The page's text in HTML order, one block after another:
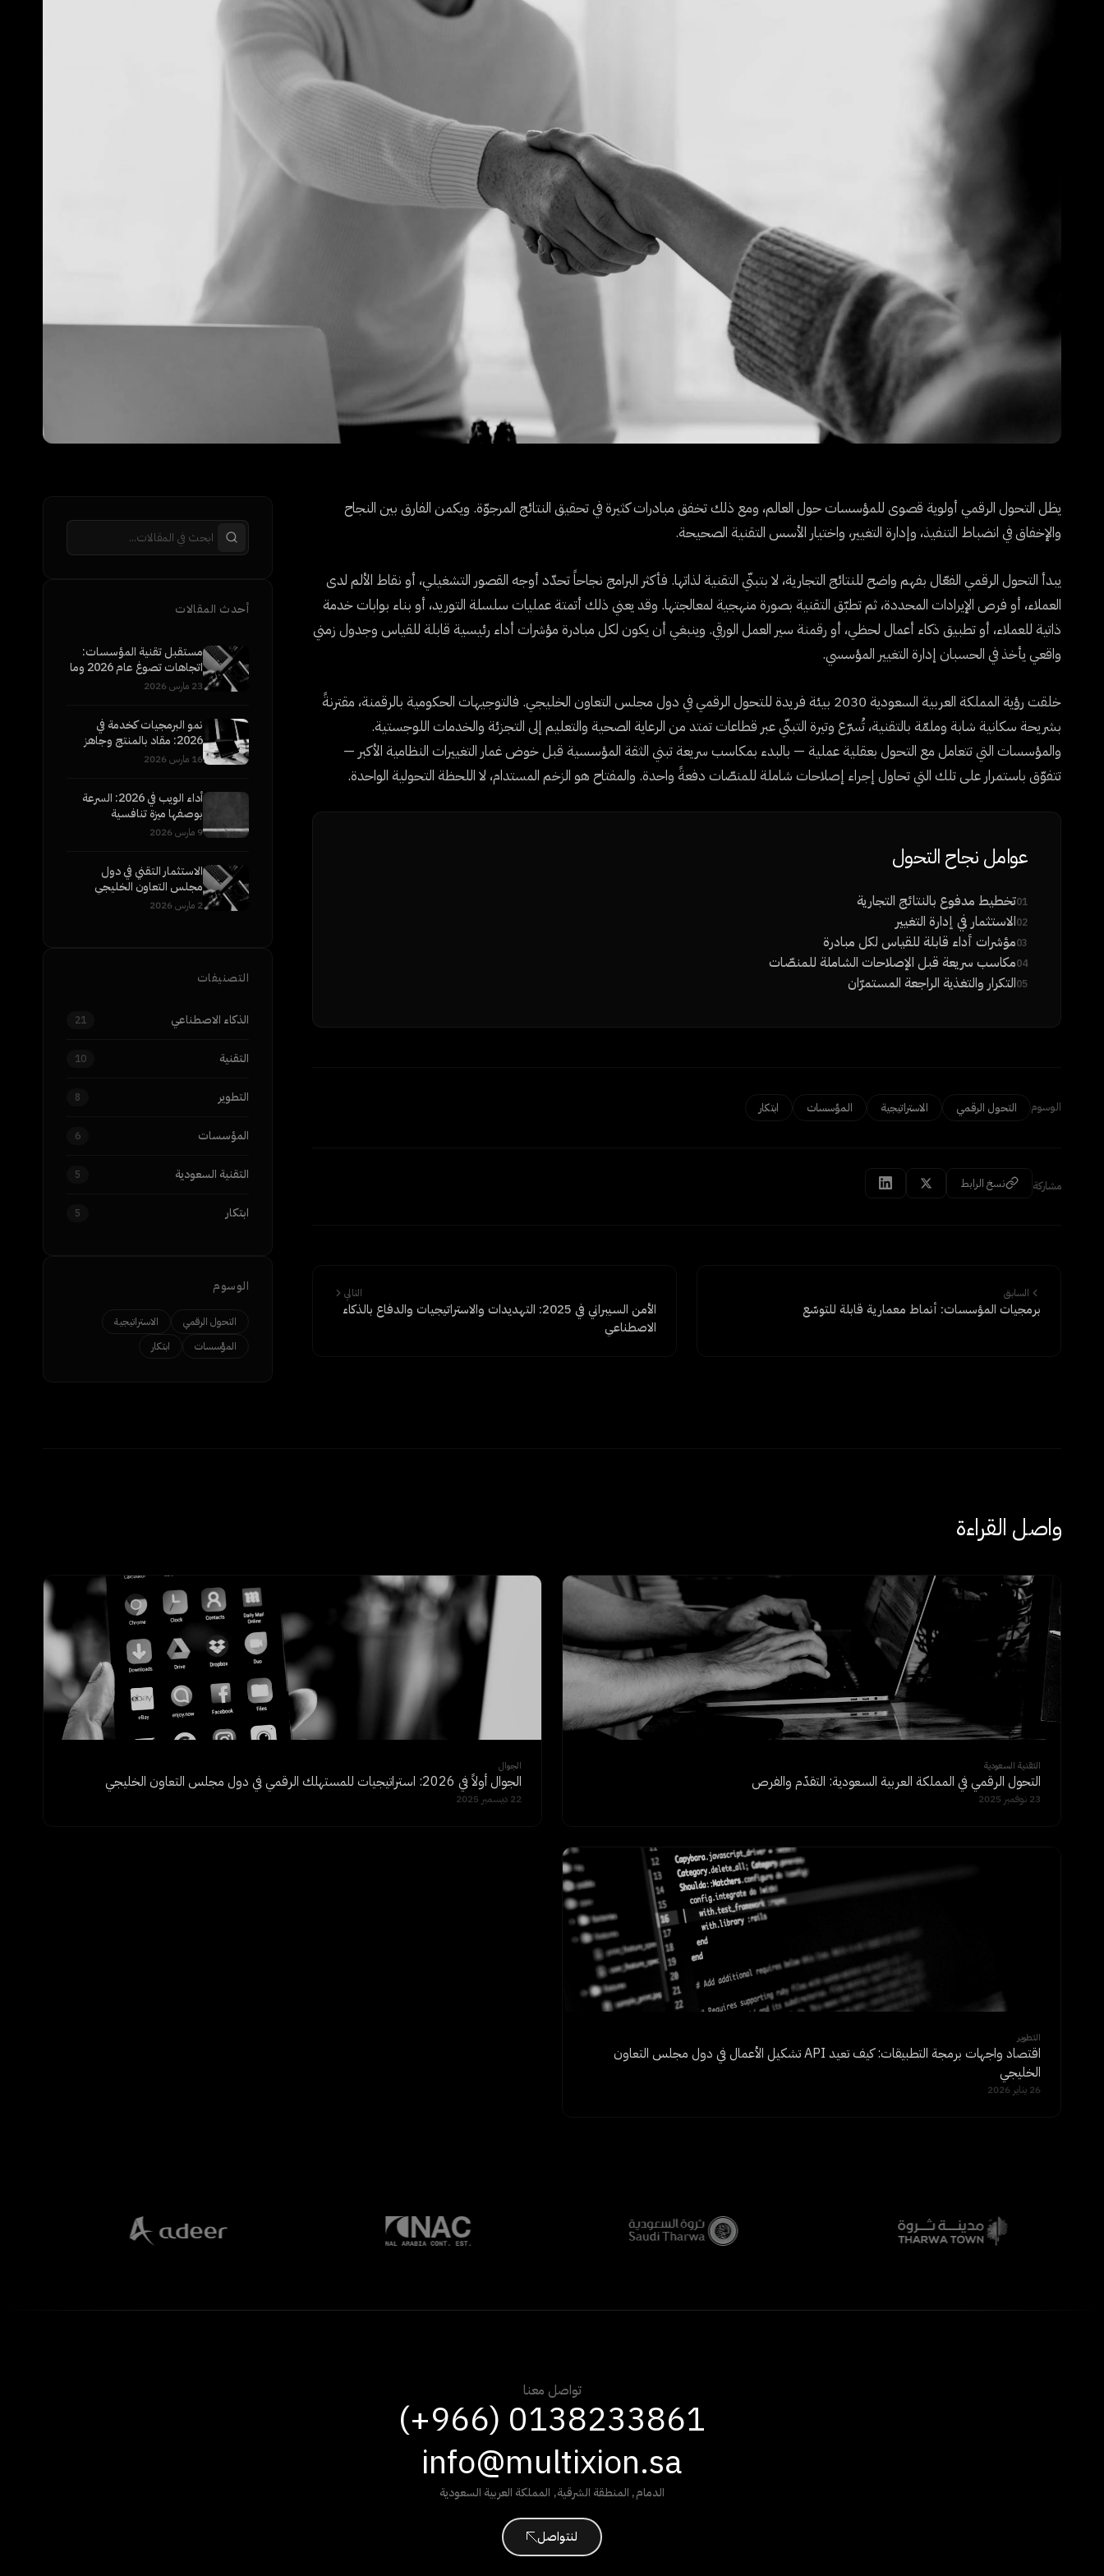
يظل التحول الرقمي أولوية قصوى للمؤسسات حول العالم، ومع ذلك تخفق مبادرات كثيرة في تحقيق النتائج المرجوّة. ويكمن الفارق بين النجاح
والإخفاق في انضباط التنفيذ، وإدارة التغيير، واختيار الأسس التقنية الصحيحة.
يبدأ التحول الرقمي الفعّال بفهم واضح للنتائج التجارية، لا بتبنّي التقنية لذاتها. فأكثر البرامج نجاحاً تحدّد أوجه القصور التشغيلي، أو نقاط الألم لدى
العملاء، أو فرص الإيرادات المحددة، ثم تطبّق التقنية بصورة منهجية لمعالجتها. وقد يعني ذلك أتمتة عمليات سلسلة التوريد، أو بناء بوابات خدمة
ذاتية للعملاء، أو تطبيق ذكاء أعمال لحظي، أو رقمنة سير العمل الورقي. وينبغي أن يكون لكل مبادرة مؤشرات أداء رئيسية قابلة للقياس وجدول زمني
واقعي يأخذ في الحسبان إدارة التغيير المؤسسي.
خلقت رؤية المملكة العربية السعودية 2030 بيئة فريدة للتحول الرقمي في دول مجلس التعاون الخليجي. فالتوجيهات الحكومية بالرقمنة، مقترنةً
بشريحة سكانية شابة وملمّة بالتقنية، تُسرّع وتيرة التبنّي عبر قطاعات تمتد من الرعاية الصحية والتعليم إلى التجزئة والخدمات اللوجستية.
والمؤسسات التي تتعامل مع التحول بعقلية عملية — بالبدء بمكاسب سريعة تبني الثقة المؤسسية قبل خوض غمار التغييرات النظامية الأكبر —
تتفوّق باستمرار على تلك التي تحاول إجراء إصلاحات شاملة للمنصّات دفعةً واحدة. والمفتاح هو الزخم المستدام، لا اللحظة التحولية الواحدة.
عوامل نجاح التحول
01تخطيط مدفوع بالنتائج التجارية
02الاستثمار في إدارة التغيير
03مؤشرات أداء قابلة للقياس لكل مبادرة
04مكاسب سريعة قبل الإصلاحات الشاملة للمنصّات
05التكرار والتغذية الراجعة المستمرّان
الوسوم التحول الرقمي الاستراتيجية المؤسسات ابتكار
مشاركة نسخ الرابط
السابق
برمجيات المؤسسات: أنماط معمارية قابلة للتوسّع
التالي
الأمن السيبراني في 2025: التهديدات والاستراتيجيات والدفاع بالذكاء
الاصطناعي
أحدث المقالات
مستقبل تقنية المؤسسات:
اتجاهات تصوغ عام 2026 وما
بعده
23 مارس 2026
نمو البرمجيات كخدمة في
2026: مقاد بالمنتج وجاهز
للمؤسسات
16 مارس 2026
أداء الويب في 2026: السرعة
بوصفها ميزة تنافسية
9 مارس 2026
الاستثمار التقني في دول
مجلس التعاون الخليجي
2026: إلى أين تتجه الأموال
2 مارس 2026
التصنيفات
الذكاء الاصطناعي 21
التقنية 10
التطوير 8
المؤسسات 6
التقنية السعودية 5
ابتكار 5
الوسوم
التحول الرقمي
الاستراتيجية
المؤسسات
ابتكار
واصل القراءة
التقنية السعودية
التحول الرقمي في المملكة العربية السعودية: التقدّم والفرص
23 نوفمبر 2025
الجوال
الجوال أولاً في 2026: استراتيجيات للمستهلك الرقمي في دول مجلس التعاون الخليجي
22 ديسمبر 2025
التطوير
اقتصاد واجهات برمجة التطبيقات: كيف تعيد API تشكيل الأعمال في دول مجلس التعاون
الخليجي
26 يناير 2026
تواصل معنا
(+966) 0138233861
info@multixion.sa
الدمام, المنطقة الشرقية, المملكة العربية السعودية
لنتواصل